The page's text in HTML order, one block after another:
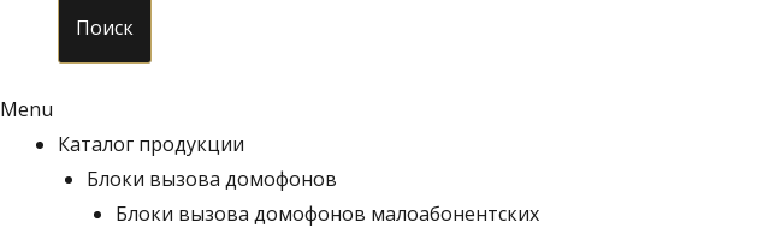
Поиск
Menu
Каталог продукции
Блоки вызова домофонов
Блоки вызова домофонов малоабонентских